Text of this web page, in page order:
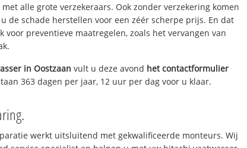
alle grote verzekeraars. Ook zonder verzekering komen
de schade herstellen voor een zéér scherpe prijs. En dat
voor preventieve maatregelen, zoals het vervangen van
in Oostzaan vult u deze avond het contactformulier
363 dagen per jaar, 12 uur per dag voor u klaar.
werkt uitsluitend met gekwalificeerde monteurs. Wij